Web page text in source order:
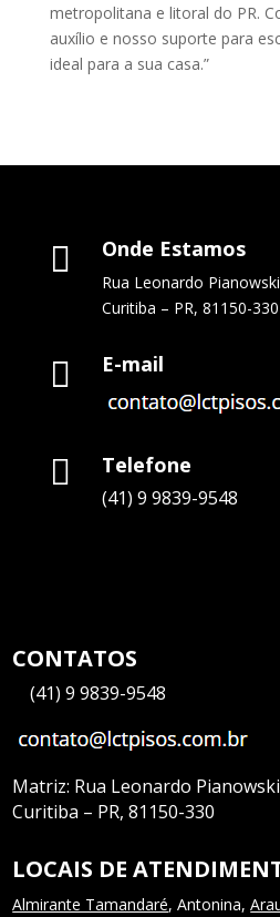
metropolitana e litoral do PR.
auxílio e nosso suporte para
ideal para a sua casa.”
 Onde Estamos
Rua Leonardo
Curitiba – PR, 81150-330
 E-mail
 Telefone
(41) 9 9839-9548
CONTATOS
—(41) 9 9839-9548
Matriz: Rua Leonardo
Curitiba – PR, 81150-330
LOCAIS DE
Almirante Tamandaré, Antonina,